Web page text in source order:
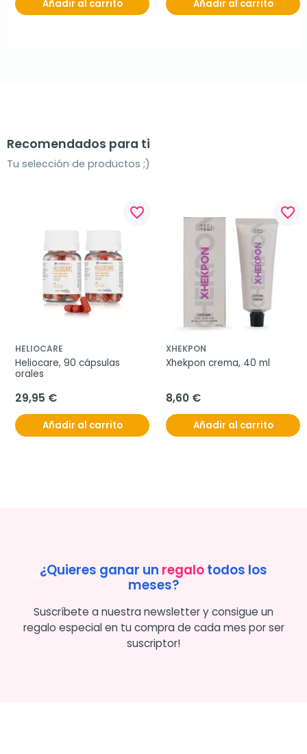
Añadir al carrito Añadir al carrito
Recomendados para ti
Tu selección de productos ;)
favorite_border
HELIOCARE
Heliocare, 90 cápsulas
orales
29,95 €
Añadir al carrito
favorite_border
XHEKPON
Xhekpon crema, 40 ml
8,60 €
Añadir al carrito
¿Quieres ganar un regalotodos los
meses?
Suscríbete a nuestra newsletter y consigue un
regalo especial en tu compra de cada mes por ser
suscriptor!